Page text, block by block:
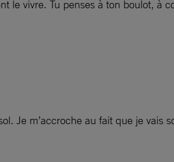
le vivre. Tu penses à ton boulot, à
Je m’accroche au fait que je vais